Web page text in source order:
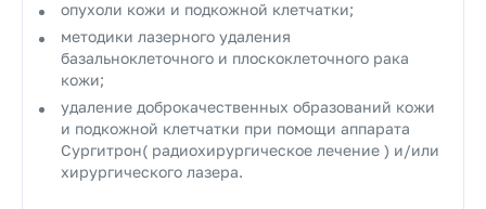
опухоли кожи и подкожной клетчатки;
методики лазерного удаления
базальноклеточного и плоскоклеточного рака
кожи;
удаление доброкачественных образований кожи
и подкожной клетчатки при помощи аппарата
Сургитрон( радиохирургическое лечение ) и/или
хирургического лазера.